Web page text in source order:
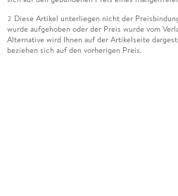
2 Diese Artikel unterliegen nicht der
wurde aufgehoben oder der Preis wurde vom
Alternative wird Ihnen auf der Artikelseite
beziehen sich auf den vorherigen Preis.